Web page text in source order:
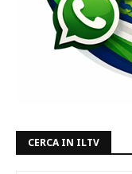
CERCA IN ILTV